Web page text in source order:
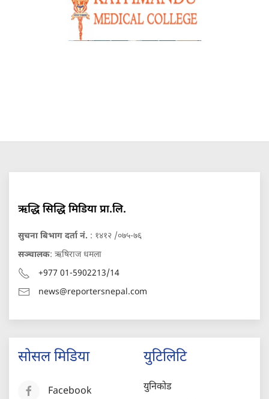
ऋद्धि सिद्धि मिडिया प्रा.लि.
सुचना बिभाग दर्ता नं. : १४१२ /०७५-७६
सञ्चालक: ऋषिराज धमला
+977 01-5902213/14
news@reportersnepal.com
सोसल मिडिया
Facebook
युटिलिटि
युनिकोड